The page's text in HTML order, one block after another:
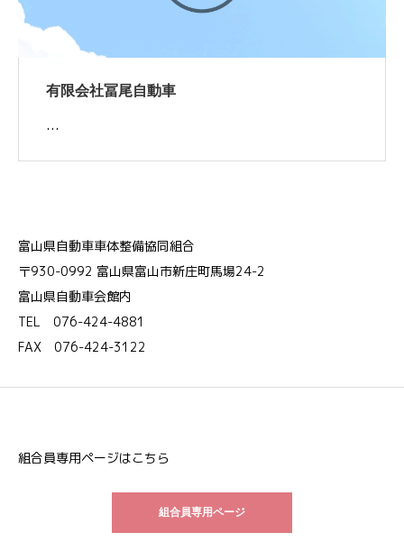
有限会社冨尾自動車
…
富山県自動車車体整備協同組合
〒930-0992 富山県富山市新庄町馬場24-2
富山県自動車会館内
TEL 076-424-4881
FAX 076-424-3122
組合員専用ページはこちら
組合員専用ページ